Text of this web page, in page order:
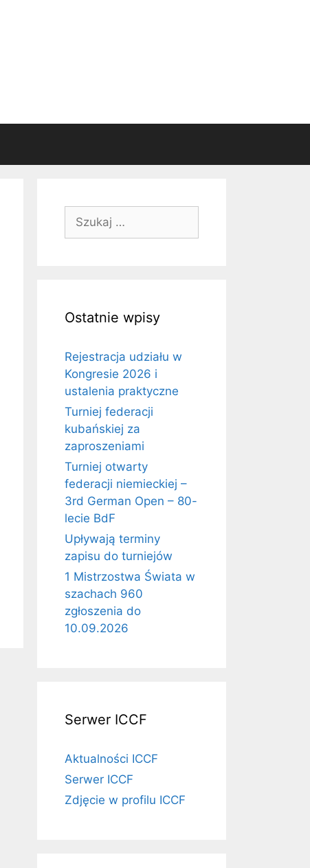
Ostatnie wpisy
Rejestracja udziału w
Kongresie 2026 i
ustalenia praktyczne
Turniej federacji
kubańskiej za
zaproszeniami
Turniej otwarty
federacji niemieckiej –
3rd German Open – 80-
lecie BdF
Upływają terminy
zapisu do turniejów
1 Mistrzostwa Świata w
szachach 960
zgłoszenia do
10.09.2026
Serwer ICCF
Aktualności ICCF
Serwer ICCF
Zdjęcie w profilu ICCF